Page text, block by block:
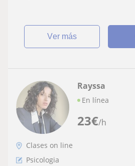
ver más
23€/h
Rayssa
En línea
Clases on line
Psicologia